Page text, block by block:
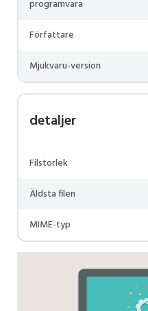
programvara
Författare
Mjukvaru-version
detaljer
Filstorlek
Äldsta filen
MIME-typ